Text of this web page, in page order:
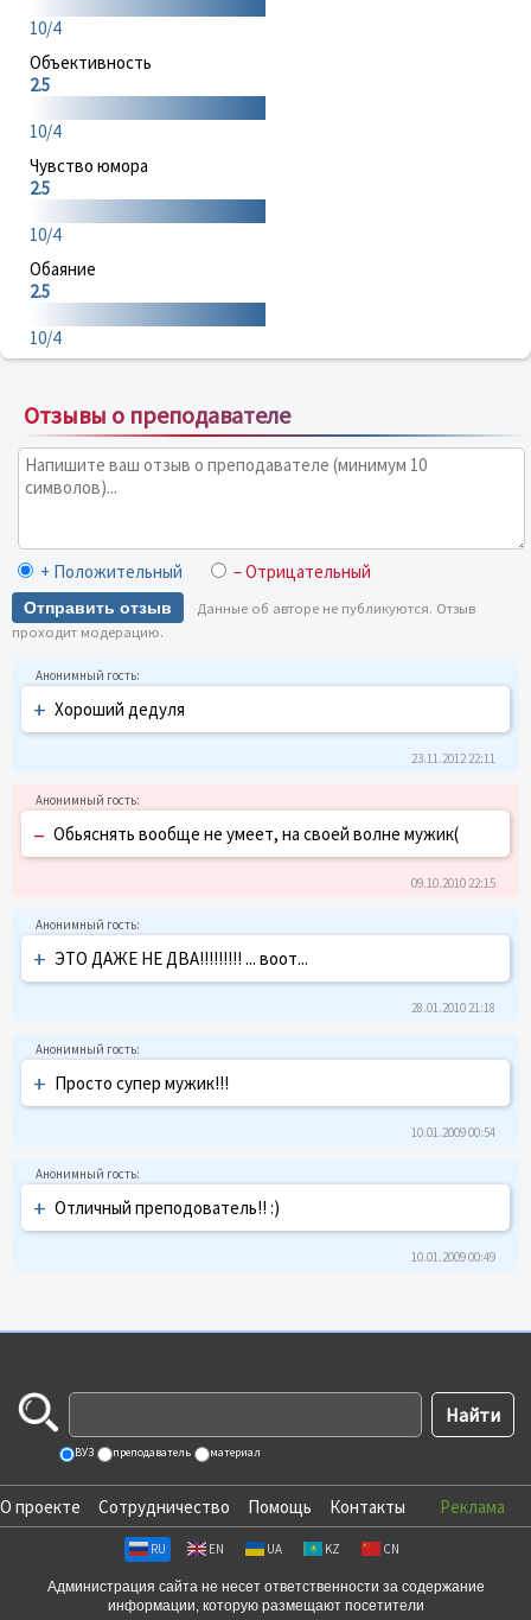
10/4
Объективность
2.5
10/4
Чувство юмора
2.5
10/4
Обаяние
2.5
10/4
Отзывы о преподавателе
+ Положительный – Отрицательный
Отправить отзыв
Данные об авторе не публикуются. Отзыв
проходит модерацию.
+ Хороший дедуля
23.11.2012 22:11
– Обьяснять вообще не умеет, на своей волне мужик(
09.10.2010 22:15
+ ЭТО ДАЖЕ НЕ ДВА!!!!!!!!! ... воот...
28.01.2010 21:18
+ Просто супер мужик!!!
10.01.2009 00:54
+ Отличный преподователь!! :)
10.01.2009 00:49
ВУЗ преподаватель материал
О проекте Сотрудничество Помощь Контакты Реклама
RU EN UA KZ CN
Администрация сайта не несет ответственности за содержание
информации, которую размещают посетители